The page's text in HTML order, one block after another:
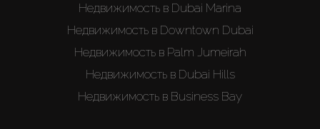
Недвижимость в Dubai Marina
Недвижимость в Downtown Dubai
Недвижимость в Palm Jumeirah
Недвижимость в Dubai Hills
Недвижимость в Business Bay